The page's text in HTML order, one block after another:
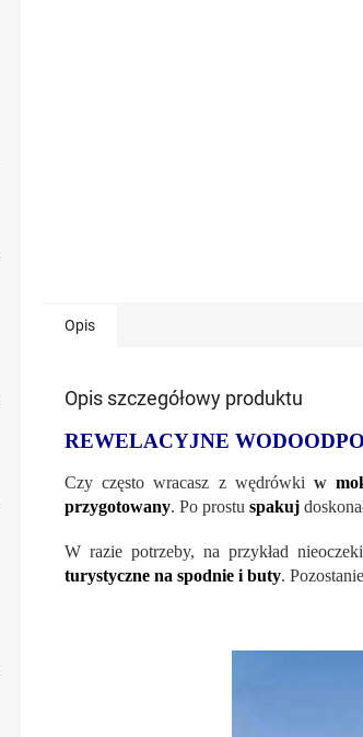
Opis
Opis szczegółowy produktu
REWELACYJNE
Czy często wracasz z wędrówkiw
przygotowany. Po prostu spakuj
W razie potrzeby, na przykład
turystyczne na spodnie i buty.